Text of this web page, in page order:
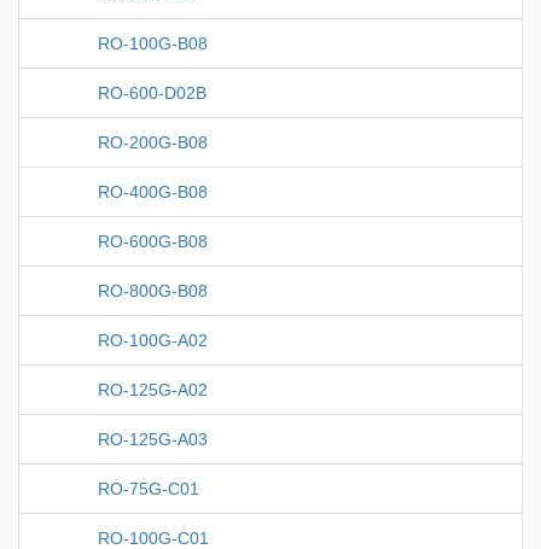
RO-100G-B08
RO-600-D02B
RO-200G-B08
RO-400G-B08
RO-600G-B08
RO-800G-B08
RO-100G-A02
RO-125G-A02
RO-125G-A03
RO-75G-C01
RO-100G-C01